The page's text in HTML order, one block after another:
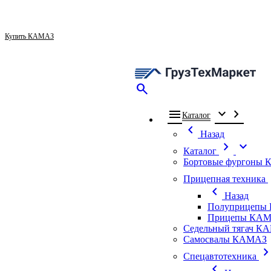
Купить КАМАЗ
search
menu Каталог expand_more chevron_right
chevron_left
Назад
Каталог
chevron_right expand_more
Бортовые
Прицепная техника
chevron_left
Назад
Прицепы
Седельный тягач
Самосвалы КАМАЗ
Спецавтотехника
chevron_right